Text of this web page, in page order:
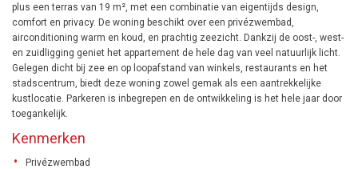
plus een terras van 19 m², met een combinatie van eigentijds design,
comfort en privacy. De woning beschikt over een privézwembad,
airconditioning warm en koud, en prachtig zeezicht. Dankzij de oost-, west-
en zuidligging geniet het appartement de hele dag van veel natuurlijk licht.
Gelegen dicht bij zee en op loopafstand van winkels, restaurants en het
stadscentrum, biedt deze woning zowel gemak als een aantrekkelijke
kustlocatie. Parkeren is inbegrepen en de ontwikkeling is het hele jaar door
toegankelijk.
Kenmerken
Privézwembad